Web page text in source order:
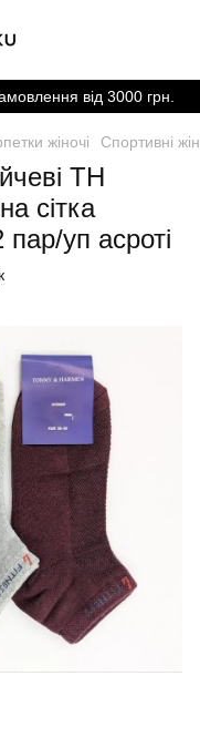
від 3000 грн.
жіночі Спортивні
TH
сітка
пар/уп асроті